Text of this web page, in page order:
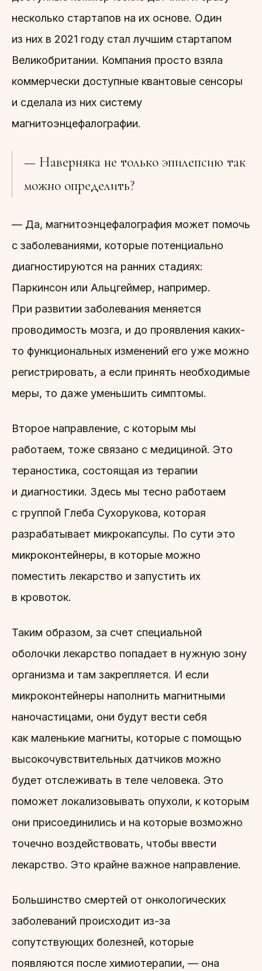
несколько стартапов на их основе. Один
из них в 2021 году стал лучшим стартапом
Великобритании. Компания просто взяла
коммерчески доступные квантовые сенсоры
и сделала из них систему
магнитоэнцефалографии.
— Наверняка не только эпилепсию так
можно определить?
— Да, магнитоэнцефалография может помочь
с заболеваниями, которые потенциально
диагностируются на ранних стадиях:
Паркинсон или Альцгеймер, например.
При развитии заболевания меняется
проводимость мозга, и до проявления каких-
то функциональных изменений его уже можно
регистрировать, а если принять необходимые
меры, то даже уменьшить симптомы.
Второе направление, с которым мы
работаем, тоже связано с медициной. Это
тераностика, состоящая из терапии
и диагностики. Здесь мы тесно работаем
с группой Глеба Сухорукова, которая
разрабатывает микрокапсулы. По сути это
микроконтейнеры, в которые можно
поместить лекарство и запустить их
в кровоток.
Таким образом, за счет специальной
оболочки лекарство попадает в нужную зону
организма и там закрепляется. И если
микроконтейнеры наполнить магнитными
наночастицами, они будут вести себя
как маленькие магниты, которые с помощью
высокочувствительных датчиков можно
будет отслеживать в теле человека. Это
поможет локализовывать опухоли, к которым
они присоединились и на которые возможно
точечно воздействовать, чтобы ввести
лекарство. Это крайне важное направление.
Большинство смертей от онкологических
заболеваний происходит из-за
сопутствующих болезней, которые
появляются после химиотерапии, — она